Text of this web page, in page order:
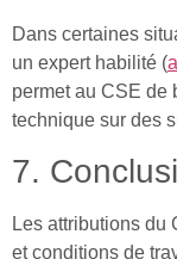
Dans certaines
un expert habilité (
permet au CSE de
technique sur des
7.
Les attributions du
et conditions de